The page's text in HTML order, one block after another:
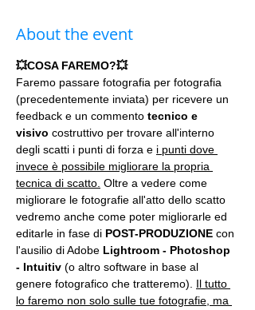
About the event
💥COSA FAREMO?💥
Faremo passare fotografia per fotografia
(precedentemente inviata) per ricevere un
feedback e un commento tecnico e
visivo costruttivo per trovare all'interno
degli scatti i punti di forza e i punti dove
invece è possibile migliorare la propria
tecnica di scatto. Oltre a vedere come
migliorare le fotografie all'atto dello scatto
vedremo anche come poter migliorarle ed
editarle in fase di POST-PRODUZIONE con
l'ausilio di Adobe Lightroom - Photoshop
- Intuitiv (o altro software in base al
genere fotografico che tratteremo). Il tutto
lo faremo non solo sulle tue fotografie, ma